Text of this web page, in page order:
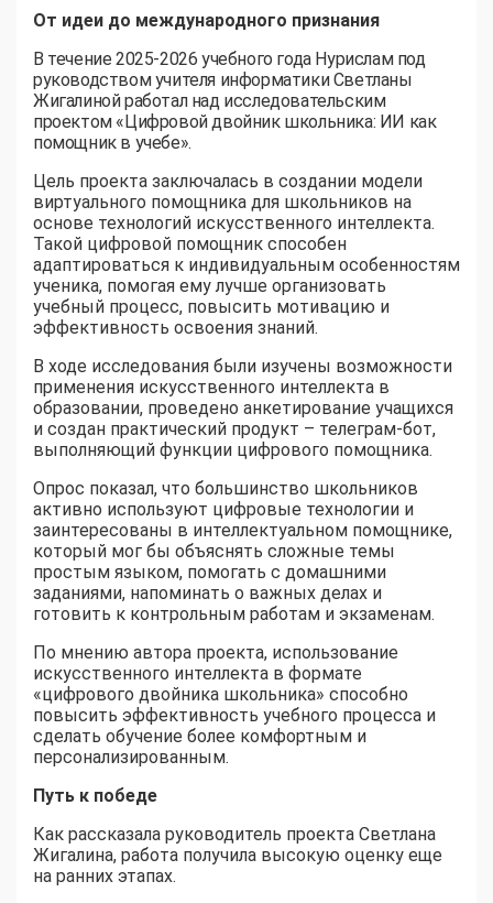
От идеи до международного признания
В течение 2025-2026 учебного года Нурислам под
руководством учителя информатики Светланы
Жигалиной работал над исследовательским
проектом «Цифровой двойник школьника: ИИ как
помощник в учебе».
Цель проекта заключалась в создании модели
виртуального помощника для школьников на
основе технологий искусственного интеллекта.
Такой цифровой помощник способен
адаптироваться к индивидуальным особенностям
ученика, помогая ему лучше организовать
учебный процесс, повысить мотивацию и
эффективность освоения знаний.
В ходе исследования были изучены возможности
применения искусственного интеллекта в
образовании, проведено анкетирование учащихся
и создан практический продукт – телеграм-бот,
выполняющий функции цифрового помощника.
Опрос показал, что большинство школьников
активно используют цифровые технологии и
заинтересованы в интеллектуальном помощнике,
который мог бы объяснять сложные темы
простым языком, помогать с домашними
заданиями, напоминать о важных делах и
готовить к контрольным работам и экзаменам.
По мнению автора проекта, использование
искусственного интеллекта в формате
«цифрового двойника школьника» способно
повысить эффективность учебного процесса и
сделать обучение более комфортным и
персонализированным.
Путь к победе
Как рассказала руководитель проекта Светлана
Жигалина, работа получила высокую оценку еще
на ранних этапах.